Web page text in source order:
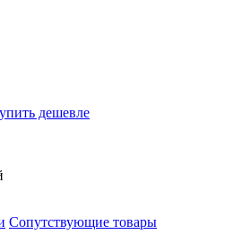
дешевле
Cопутствующие товары